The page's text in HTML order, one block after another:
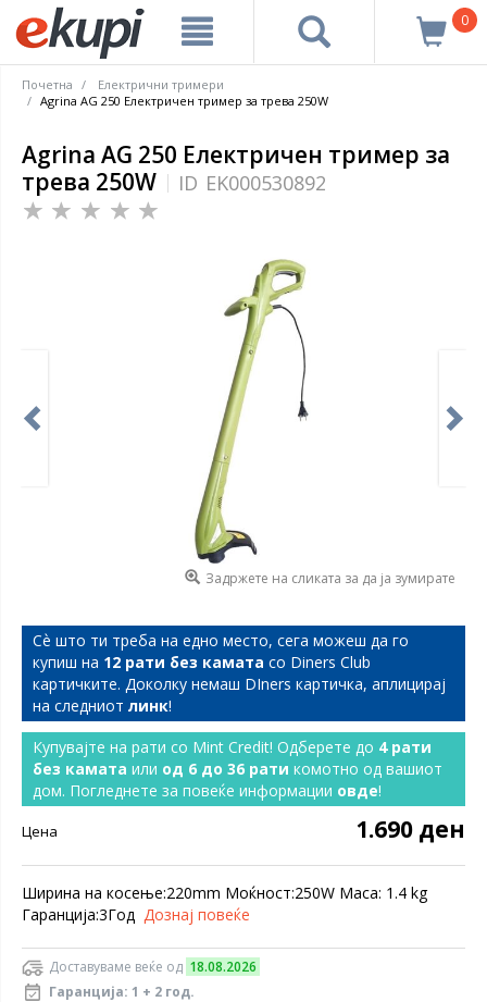
0
Почетна
Електрични тримери
Agrina AG 250 Електричен тример за трева 250W
Agrina AG 250 Електричен тример за
трева 250W
ID EK000530892
Задржете на сликата за да ја зумирате
Сѐ што ти треба на едно место, сега можеш да го
купиш на 12 рати без камата со Diners Club
картичките. Доколку немаш DIners картичка, аплицирај
на следниот линк!
Купувајте на рати со Mint Credit! Одберете до 4 рати
без камата или од 6 до 36 рати комотно од вашиот
дом. Погледнете за повеќе информации овде!
Цена 1.690 ден
Ширина на косење:220mm Моќност:250W Маса: 1.4 kg
Гаранција:3Год Дознај повеќе
Доставуваме веќе од 18.08.2026
Гаранција: 1 + 2 год.